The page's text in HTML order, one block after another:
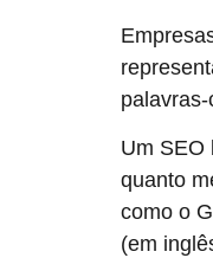
Um SEO
quanto
como o
(em